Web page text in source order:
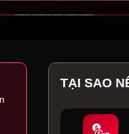
TẠI SAO